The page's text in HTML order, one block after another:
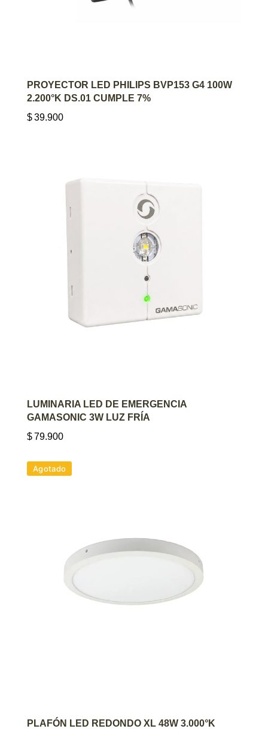
AGREGAR AL CARRITO
PROYECTOR LED PHILIPS BVP153 G4 100W
2.200°K DS.01 CUMPLE 7%
$39.900
AGREGAR AL CARRITO
LUMINARIA LED DE EMERGENCIA
GAMASONIC 3W LUZ FRÍA
$79.900
Agotado
AGREGAR AL CARRITO
PLAFÓN LED REDONDO XL 48W 3.000°K